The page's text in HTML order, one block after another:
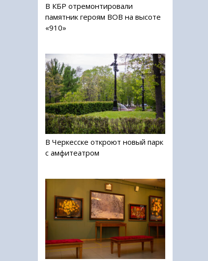
В КБР отремонтировали
памятник героям ВОВ на высоте
«910»
В Черкесске откроют новый парк
с амфитеатром